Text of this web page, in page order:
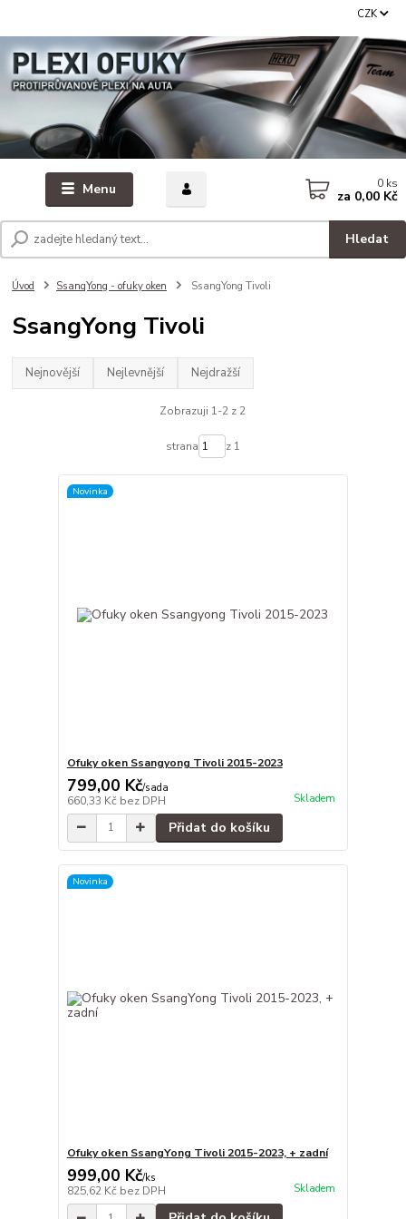
Menu
CZK
Hledat
0 ks
za 0,00 Kč
Úvod SsanqYong - ofuky oken SsangYong Tivoli
SsangYong Tivoli
Nejnovější Nejlevnější Nejdražší
Zobrazuji 1-2 z 2
strana z 1
Novinka
Ofuky oken Ssangyong Tivoli 2015-2023
799,00 Kč/sada
660,33 Kč bez DPH Skladem
Přidat do košíku
Novinka
Ofuky oken SsangYong Tivoli 2015-2023, + zadní
999,00 Kč/ks
825,62 Kč bez DPH Skladem